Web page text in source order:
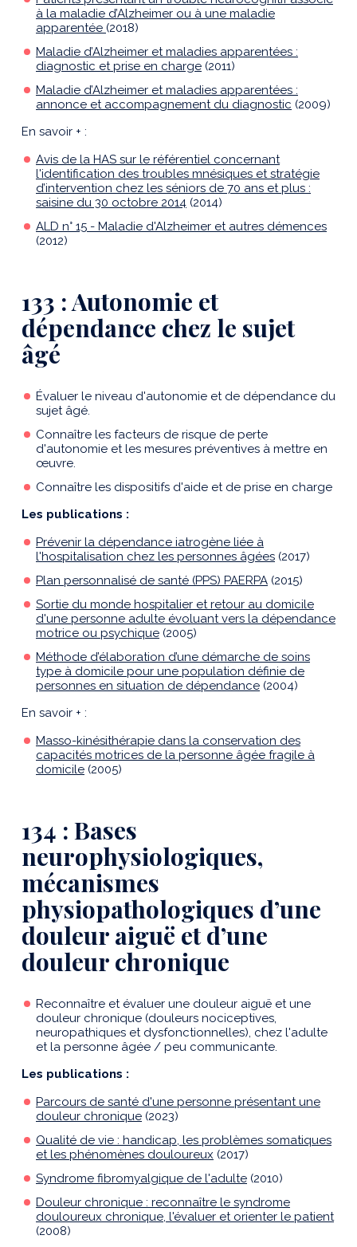
à la maladie d’Alzheimer ou à une maladie
apparentée (2018)
Maladie d’Alzheimer et maladies apparentées :
diagnostic et prise en charge (2011)
Maladie d’Alzheimer et maladies apparentées :
annonce et accompagnement du diagnostic (2009)
En savoir + :
Avis de la HAS sur le référentiel concernant
l'identification des troubles mnésiques et stratégie
d’intervention chez les séniors de 70 ans et plus :
saisine du 30 octobre 2014 (2014)
ALD n° 15 - Maladie d'Alzheimer et autres démences
(2012)
133 : Autonomie et
dépendance chez le sujet
âgé
Évaluer le niveau d'autonomie et de dépendance du
sujet âgé.
Connaître les facteurs de risque de perte
d'autonomie et les mesures préventives à mettre en
œuvre.
Connaître les dispositifs d'aide et de prise en charge
Les publications :
Prévenir la dépendance iatrogène liée à
l'hospitalisation chez les personnes âgées (2017)
Plan personnalisé de santé (PPS) PAERPA (2015)
Sortie du monde hospitalier et retour au domicile
d'une personne adulte évoluant vers la dépendance
motrice ou psychique (2005)
Méthode d’élaboration d’une démarche de soins
type à domicile pour une population définie de
personnes en situation de dépendance (2004)
En savoir + :
Masso-kinésithérapie dans la conservation des
capacités motrices de la personne âgée fragile à
domicile (2005)
134 : Bases
neurophysiologiques,
mécanismes
physiopathologiques d’une
douleur aiguë et d’une
douleur chronique
Reconnaître et évaluer une douleur aiguë et une
douleur chronique (douleurs nociceptives,
neuropathiques et dysfonctionnelles), chez l'adulte
et la personne âgée / peu communicante.
Les publications :
Parcours de santé d'une personne présentant une
douleur chronique (2023)
Qualité de vie : handicap, les problèmes somatiques
et les phénomènes douloureux (2017)
Syndrome fibromyalgique de l'adulte (2010)
Douleur chronique : reconnaître le syndrome
douloureux chronique, l'évaluer et orienter le patient
(2008)